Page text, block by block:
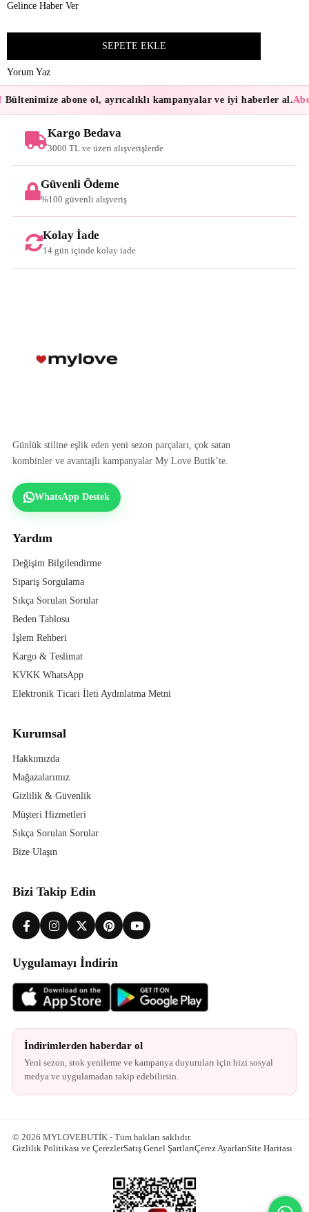
Gelince Haber Ver
Yorum Yaz
Bültenimize abone ol, ayrıcalıklı kampanyalar ve iyi haberler al.
Kargo Bedava
3000 TL ve üzeri alışverişlerde
Güvenli Ödeme
%100 güvenli alışveriş
Kolay İade
14 gün içinde kolay iade
Günlük stiline eşlik eden yeni sezon parçaları, çok satan
kombinler ve avantajlı kampanyalar My Love Butik’te.
WhatsApp Destek
Yardım
Değişim Bilgilendirme
Sipariş Sorgulama
Sıkça Sorulan Sorular
Beden Tablosu
İşlem Rehberi
Kargo & Teslimat
KVKK WhatsApp
Elektronik Ticari İleti Aydınlatma Metni
Kurumsal
Hakkımızda
Mağazalarımız
Gizlilik & Güvenlik
Müşteri Hizmetleri
Sıkça Sorulan Sorular
Bize Ulaşın
Bizi Takip Edin
Uygulamayı İndirin
İndirimlerden haberdar ol
Yeni sezon, stok yenileme ve kampanya duyuruları için bizi sosyal
medya ve uygulamadan takip edebilirsin.
© 2026 MYLOVEBUTİK - Tüm hakları saklıdır.
Gizlilik Politikası ve ÇerezlerSatış Genel ŞartlarıÇerez AyarlarıSite Haritası